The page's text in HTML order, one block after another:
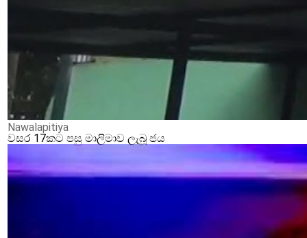
Nawalapitiya
වසර 17කට පසු මාලිමාව ලැබූ ජය